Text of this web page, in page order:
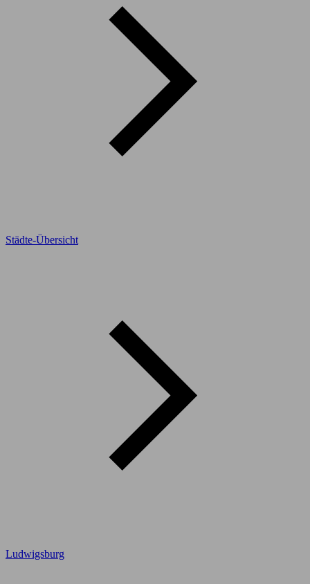
Städte-Übersicht
Ludwigsburg